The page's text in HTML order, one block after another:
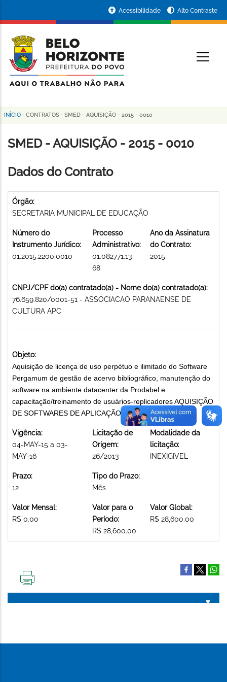
conteúdo
principal
da
Prefeitura
de
Horizonte
Acessibilidade Alto Contraste
Trilha
de
INÍCIO - CONTRATOS - SMED - AQUISIÇÃO - 2015 - 0010
SMED - AQUISIÇÃO - 2015 - 0010
Dados do Contrato
Órgão:
SECRETARIA MUNICIPAL DE EDUCAÇÃO
Número do
Instrumento Jurídico:
01.2015.2200.0010
Processo
Administrativo:
01.082771.13-
68
Ano da Assinatura
do Contrato:
2015
CNPJ/CPF do(a) contratado(a) - Nome do(a) contratado(a):
76.659.820/0001-51 - ASSOCIACAO PARANAENSE DE
CULTURA APC
Objeto:
Aquisição de licença de uso perpétuo e ilimitado do Software
Pergamum de gestão de acervo bibliográfico, manutenção do
software na ambiente datacenter da Prodabel e
capacitação/treinamento de usuários-replicadores AQUISIÇÃO
DE SOFTWARES DE APLICAÇÃO
Vigência:
04-MAY-15 a 03-
MAY-16
Licitação de
Origem:
26/2013
Modalidade da
licitação:
INEXIGIVEL
Prazo:
12
Tipo do Prazo:
Mês
Valor Mensal:
R$ 0.00
Valor para o
Período:
R$ 28,600.00
Valor Global:
R$ 28,600.00
PÁGINA